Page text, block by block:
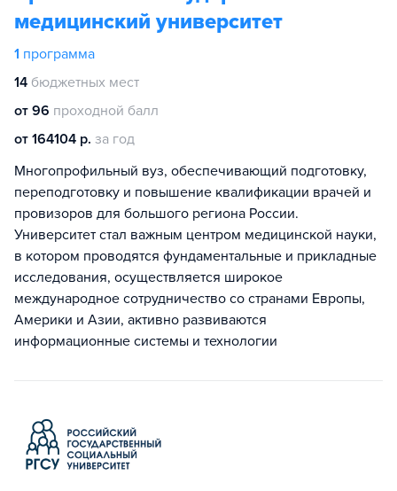
медицинский университет
1 программа
14 бюджетных мест
от 96 проходной балл
от 164104 р. за год
Многопрофильный вуз, обеспечивающий подготовку,
переподготовку и повышение квалификации врачей и
провизоров для большого региона России.
Университет стал важным центром медицинской науки,
в котором проводятся фундаментальные и прикладные
исследования, осуществляется широкое
международное сотрудничество со странами Европы,
Америки и Азии, активно развиваются
информационные системы и технологии